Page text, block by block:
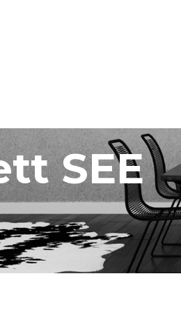
SEE